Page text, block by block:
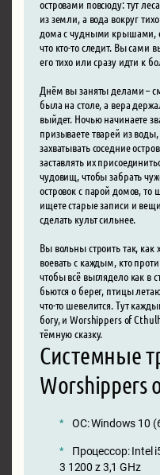
островами повсюду: тут
из земли, а вода вокруг
дома с чудными крышами,
что кто-то следит. Вы сами
его тихо или сразу идти к
Днём вы заняты делами –
была на столе, а вера
выйдет. Ночью начинаете
призываете тварей из
захватывать соседние
заставлять их
чудовищ, чтобы забрать
островок с парой домов,
ищете старые записи и
сделать культ сильнее.
Вы вольны строить так, как
воевать с каждым, кто
чтобы всё выглядело как в
бьются о берег, птицы
что-то шевелится. Тут
богу, и Worshippers of
тёмную сказку.
Системные
Worshippers
ОС: Windows 10
Процессор: Intel
3 1200 z 3,1 GHz